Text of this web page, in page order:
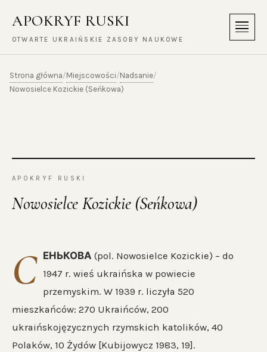
APOKRYF RUSKI
OTWARTE UKRAIŃSKIE ZASOBY NAUKOWE
Menu
Strona główna/Miejscowości/Nadsanie/
Nowosielce Kozickie (Seńkowa)
APOKRYF RUSKI
Nowosielce Kozickie (Seńkowa)
С ЕНЬКОВА (pol. Nowosielce Kozickie) – do
1947 r. wieś ukraińska w powiecie
przemyskim. W 1939 r. liczyła 520
mieszkańców: 270 Ukraińców, 200
ukraińskojęzycznych rzymskich katolików, 40
Polaków, 10 Żydów [Kubijowycz 1983, 19].